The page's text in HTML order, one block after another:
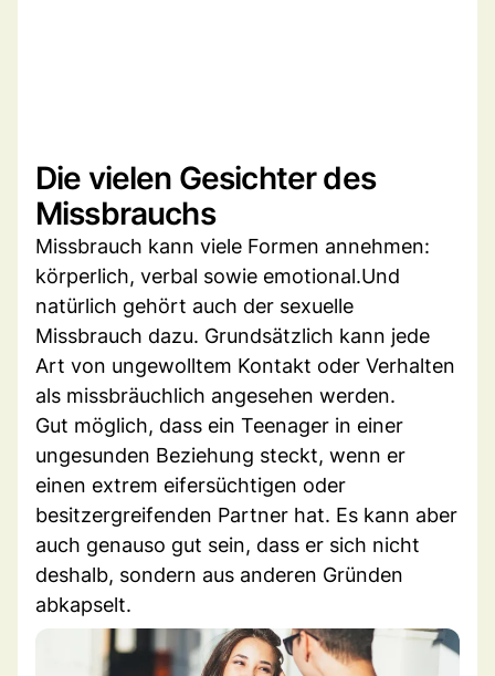
Die vielen Gesichter des
Missbrauchs
Missbrauch kann viele Formen annehmen:
körperlich, verbal sowie emotional.Und
natürlich gehört auch der sexuelle
Missbrauch dazu. Grundsätzlich kann jede
Art von ungewolltem Kontakt oder Verhalten
als missbräuchlich angesehen werden.
Gut möglich, dass ein Teenager in einer
ungesunden Beziehung steckt, wenn er
einen extrem eifersüchtigen oder
besitzergreifenden Partner hat. Es kann aber
auch genauso gut sein, dass er sich nicht
deshalb, sondern aus anderen Gründen
abkapselt.